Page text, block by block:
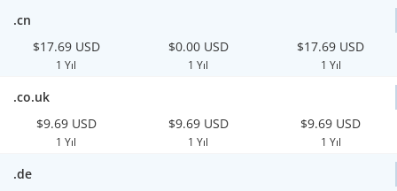
.cn
$17.69 USD
1 Yıl
$0.00 USD
1 Yıl
$17.69 USD
1 Yıl
.co.uk
$9.69 USD
1 Yıl
$9.69 USD
1 Yıl
$9.69 USD
1 Yıl
.de